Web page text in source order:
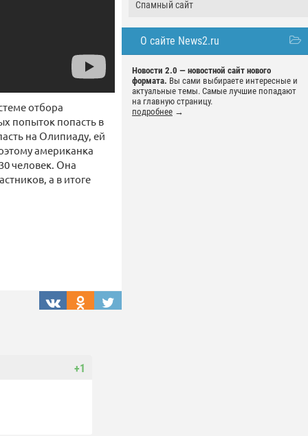
Спамный сайт
О сайте News2.ru
Новости 2.0 — новостной сайт нового
формата. Вы сами выбираете интересные и
актуальные темы. Самые лучшие попадают
на главную страницу.
подробнее →
отбора
попыток попасть в
на Олипиаду, ей
американка
человек. Она
а в итоге
+1